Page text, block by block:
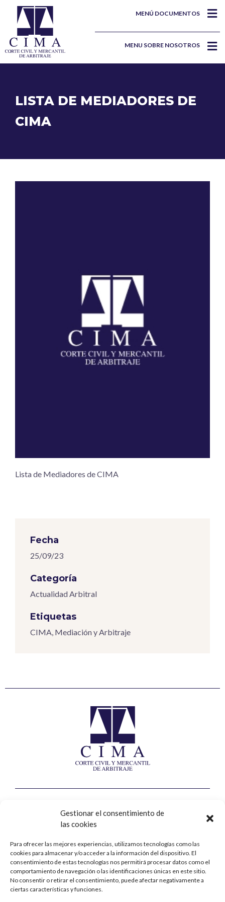
Gestionar el consentimiento de
las cookies
Para ofrecer las mejores experiencias, utilizamos tecnologías como las
cookies para almacenar y/o acceder a la información del dispositivo. El
consentimiento de estas tecnologías nos permitirá procesar datos como el
comportamiento de navegación o las identificaciones únicas en este sitio.
No consentir o retirar el consentimiento, puede afectar negativamente a
ciertas características y funciones.
MENÚ DOCUMENTOS
MENU SOBRE NOSOTROS
LISTA DE MEDIADORES DE
CIMA
Lista de Mediadores de CIMA
Fecha
25/09/23
Categoría
Actualidad Arbitral
Etiquetas
CIMA Mediación y Arbitraje
Corte Civil y Mercantil de Arbitraje
28001 – Madrid
Contacto
+34 914 31 76 90